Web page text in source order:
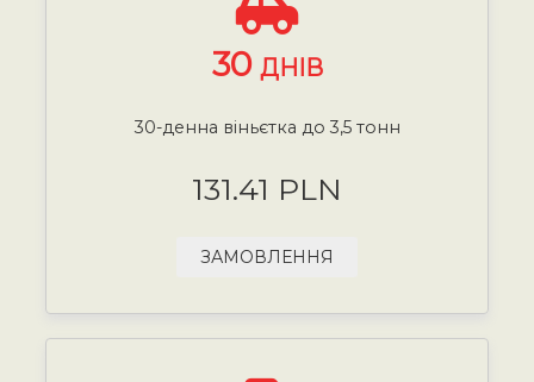
30 ДНІВ
30-денна віньєтка до 3,5 тонн
131.41 PLN
ЗАМОВЛЕННЯ